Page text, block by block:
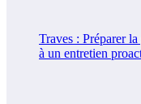
Traves : Préparer
à un entretien